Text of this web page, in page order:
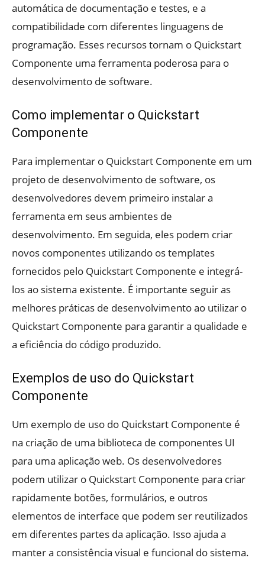
automática de documentação e testes, e a
compatibilidade com diferentes linguagens de
programação. Esses recursos tornam o Quickstart
Componente uma ferramenta poderosa para o
desenvolvimento de software.
Como implementar o Quickstart
Componente
Para implementar o Quickstart Componente em um
projeto de desenvolvimento de software, os
desenvolvedores devem primeiro instalar a
ferramenta em seus ambientes de
desenvolvimento. Em seguida, eles podem criar
novos componentes utilizando os templates
fornecidos pelo Quickstart Componente e integrá-
los ao sistema existente. É importante seguir as
melhores práticas de desenvolvimento ao utilizar o
Quickstart Componente para garantir a qualidade e
a eficiência do código produzido.
Exemplos de uso do Quickstart
Componente
Um exemplo de uso do Quickstart Componente é
na criação de uma biblioteca de componentes UI
para uma aplicação web. Os desenvolvedores
podem utilizar o Quickstart Componente para criar
rapidamente botões, formulários, e outros
elementos de interface que podem ser reutilizados
em diferentes partes da aplicação. Isso ajuda a
manter a consistência visual e funcional do sistema.